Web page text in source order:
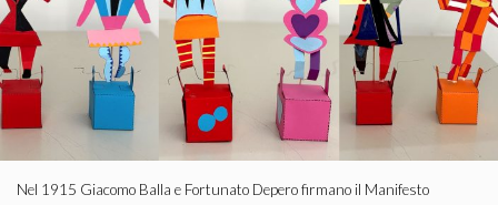
Nel 1915 Giacomo Balla e Fortunato Depero firmano il Manifesto